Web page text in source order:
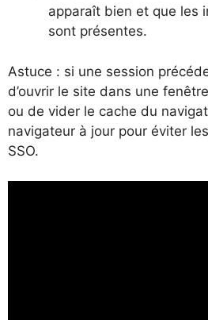
apparaît bien et que les
sont présentes.
Astuce : si une session
d’ouvrir le site dans une
ou de vider le cache du
navigateur à jour pour éviter
SSO.